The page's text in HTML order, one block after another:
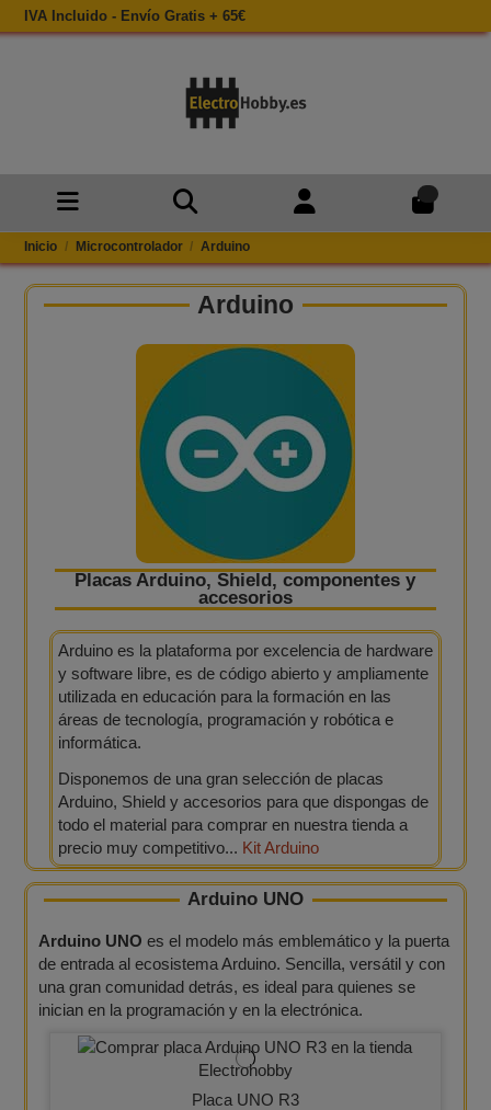
IVA Incluido - Envío Gratis + 65€
Inicio Microcontrolador Arduino
Arduino
Placas Arduino, Shield, componentes y
accesorios
Arduino es la plataforma por excelencia de hardware
y software libre, es de código abierto y ampliamente
utilizada en educación para la formación en las
áreas de tecnología, programación y robótica e
informática.
Disponemos de una gran selección de placas
Arduino, Shield y accesorios para que dispongas de
todo el material para comprar en nuestra tienda a
precio muy competitivo... Kit Arduino
Arduino UNO
Arduino UNO es el modelo más emblemático y la puerta
de entrada al ecosistema Arduino. Sencilla, versátil y con
una gran comunidad detrás, es ideal para quienes se
inician en la programación y en la electrónica.
Placa UNO R3